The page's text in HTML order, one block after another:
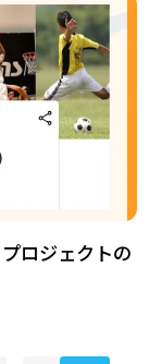
ロジェクトの